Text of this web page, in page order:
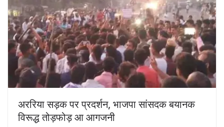
अररिया सड़क पर प्रदर्शन, भाजपा सांसदक बयानक
विरूद्ध तोड़फोड़ आ आगजनी